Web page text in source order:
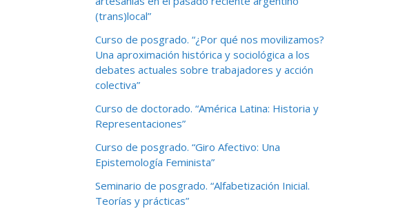
(trans)local”
Curso de posgrado. “¿Por qué nos movilizamos?
Una aproximación histórica y sociológica a los
debates actuales sobre trabajadores y acción
colectiva”
Curso de doctorado. “América Latina: Historia y
Representaciones”
Curso de posgrado. “Giro Afectivo: Una
Epistemología Feminista”
Seminario de posgrado. “Alfabetización Inicial.
Teorías y prácticas”